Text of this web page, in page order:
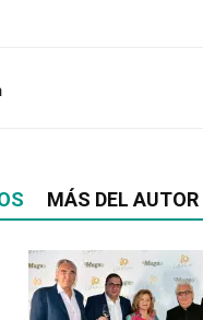
MÁS DEL AUTOR